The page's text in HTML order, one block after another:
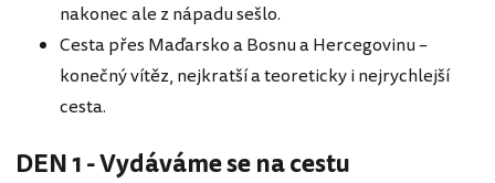
nakonec ale z nápadu sešlo.
Cesta přes Maďarsko a Bosnu a Hercegovinu –
konečný vítěz, nejkratší a teoreticky i nejrychlejší
cesta.
DEN 1 - Vydáváme se na cestu